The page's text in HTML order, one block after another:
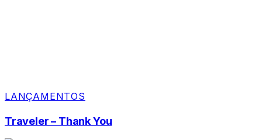
LANÇAMENTOS
Traveler – Thank You